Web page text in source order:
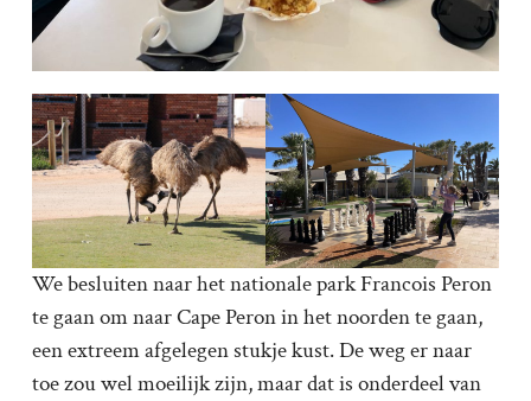
We besluiten naar het nationale park Francois Peron
te gaan om naar Cape Peron in het noorden te gaan,
een extreem afgelegen stukje kust. De weg er naar
toe zou wel moeilijk zijn, maar dat is onderdeel van